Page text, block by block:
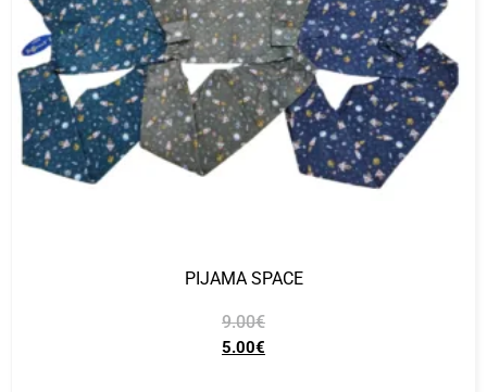
PIJAMA SPACE
9.00€
5.00€